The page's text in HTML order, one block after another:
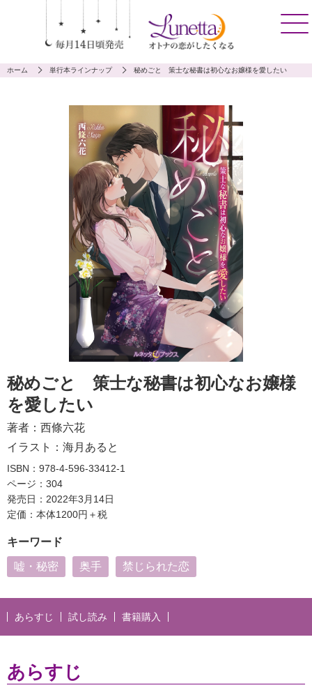
ホーム 単行本ラインナップ 秘めごと 策士な秘書は初心なお嬢様を愛したい
秘めごと 策士な秘書は初心なお嬢様
を愛したい
著者： 西條六花
イラスト： 海月あると
ISBN：978-4-596-33412-1
ページ：304
発売日：2022年3月14日
定価：本体1200円＋税
キーワード
嘘・秘密 奥手 禁じられた恋
あらすじ 試し読み 書籍購入
あらすじ